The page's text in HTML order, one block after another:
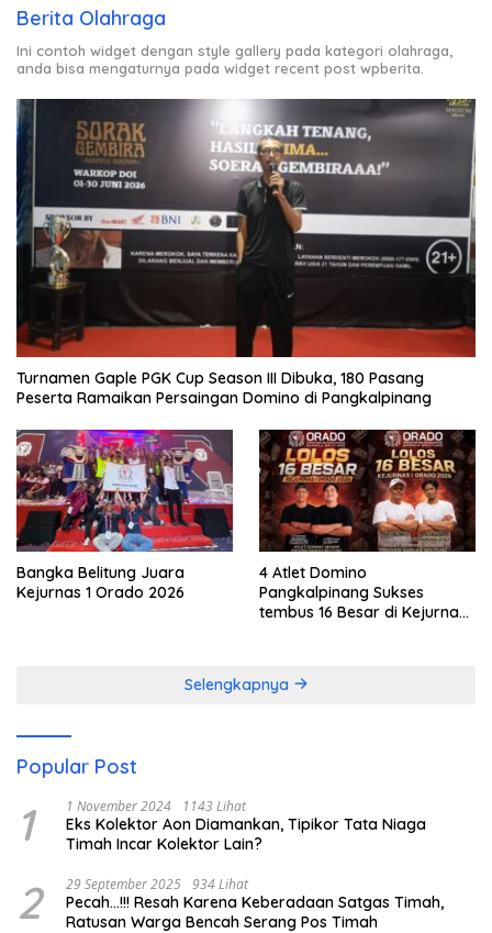
Berita Olahraga
Ini contoh widget dengan style gallery pada kategori olahraga,
anda bisa mengaturnya pada widget recent post wpberita.
Turnamen Gaple PGK Cup Season III Dibuka, 180 Pasang
Peserta Ramaikan Persaingan Domino di Pangkalpinang
Bangka Belitung Juara
Kejurnas 1 Orado 2026
4 Atlet Domino
Pangkalpinang Sukses
tembus 16 Besar di Kejurnas
Selengkapnya
Popular Post
1 1 November 2024 1143 Lihat
Eks Kolektor Aon Diamankan, Tipikor Tata Niaga
Timah Incar Kolektor Lain?
2 29 September 2025 934 Lihat
Pecah…!!! Resah Karena Keberadaan Satgas Timah,
Ratusan Warga Bencah Serang Pos Timah